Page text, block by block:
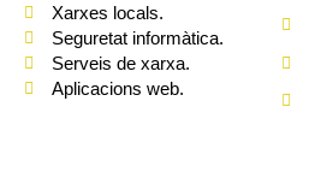
Xarxes locals.
Seguretat informàtica.
Serveis de xarxa.
Aplicacions web.